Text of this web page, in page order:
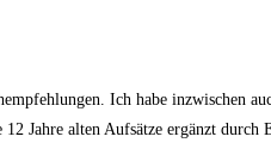
Ich habe inzwischen
Jahre alten Aufsätze ergänzt durch